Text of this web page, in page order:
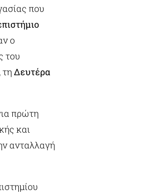
που
ο
του
τηΔευτέρα
πρώτη
και
ανταλλαγή